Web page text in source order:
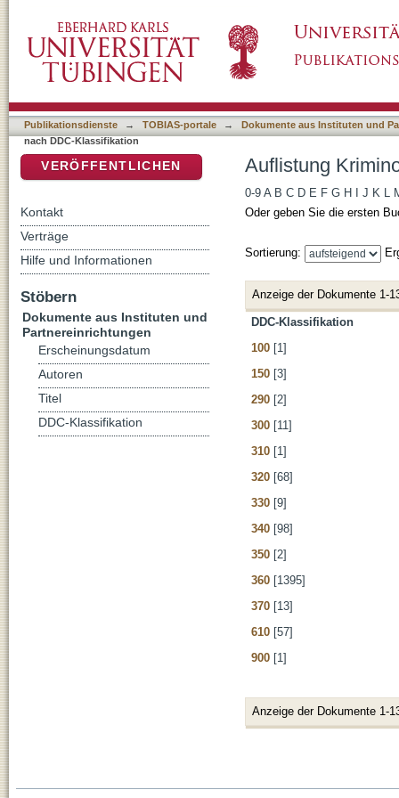
Publikationsdienste → TOBIAS-portale →
Dokumente aus Instituten und
nach DDC-Klassifikation
Auflistung
0-9 A B C D E F G H J K L
Oder geben Sie die ersten
Sortierung:
Anzeige der Dokumente 1-
DDC-Klassifikation
100 [1]
150 [3]
290 [2]
300 [11]
310 [1]
320 [68]
330 [9]
340 [98]
350 [2]
360 [1395]
370 [13]
610 [57]
900 [1]
Anzeige der Dokumente 1-
VERÖFFENTLICHEN
Kontakt
Verträge
Hilfe und Informationen
Stöbern
Dokumente aus Instituten und
Partnereinrichtungen
Erscheinungsdatum
Autoren
Titel
DDC-Klassifikation